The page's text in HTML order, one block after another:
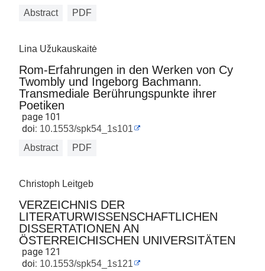
Abstract
PDF
Lina Užukauskaitė
Rom-Erfahrungen in den Werken von Cy
Twombly und Ingeborg Bachmann.
Transmediale Berührungspunkte ihrer
Poetiken
page 101
doi: 10.1553/spk54_1s101
Abstract
PDF
Christoph Leitgeb
VERZEICHNIS DER
LITERATURWISSENSCHAFTLICHEN
DISSERTATIONEN AN
ÖSTERREICHISCHEN UNIVERSITÄTEN
page 121
doi: 10.1553/spk54_1s121